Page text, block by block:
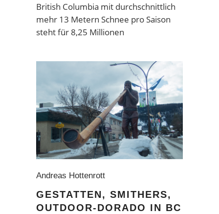
British Columbia mit durchschnittlich
mehr 13 Metern Schnee pro Saison
steht für 8,25 Millionen
Andreas Hottenrott
GESTATTEN, SMITHERS,
OUTDOOR-DORADO IN BC